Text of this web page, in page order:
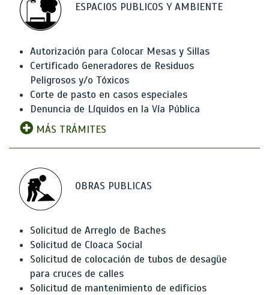
ESPACIOS PUBLICOS Y AMBIENTE
Autorización para Colocar Mesas y Sillas
Certificado Generadores de Residuos
Peligrosos y/o Tóxicos
Corte de pasto en casos especiales
Denuncia de Líquidos en la Vía Pública
MÁS TRÁMITES
OBRAS PUBLICAS
Solicitud de Arreglo de Baches
Solicitud de Cloaca Social
Solicitud de colocación de tubos de desagüe
para cruces de calles
Solicitud de mantenimiento de edificios